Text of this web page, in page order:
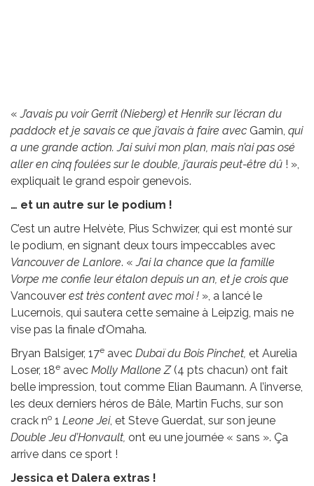
«J’avais pu voir Gerrit (Nieberg) et Henrik sur l’écran du
paddock et je savais ce que j’avais à faire avec Gamin, qui
a une grande action. J’ai suivi mon plan, mais n’ai pas osé
aller en cinq foulées sur le double, j’aurais peut-être dû ! »,
expliquait le grand espoir genevois.
… et un autre sur le podium !
C’est un autre Helvète, Pius Schwizer, qui est monté sur
le podium, en signant deux tours impeccables avec
Vancouver de Lanlore. «J’ai la chance que la famille
Vorpe me confie leur étalon depuis un an, et je crois que
Vancouver est très content avec moi ! », a lancé le
Lucernois, qui sautera cette semaine à Leipzig, mais ne
vise pas la finale d’Omaha.
Bryan Balsiger, 17e avec Dubaï du Bois Pinchet, et Aurelia
Loser, 18e avec Molly Mallone Z(4 pts chacun) ont fait
belle impression, tout comme Elian Baumann. A l’inverse,
les deux derniers héros de Bâle, Martin Fuchs, sur son
crack no 1 Leone Jei, et Steve Guerdat, sur son jeune
Double Jeu d’Honvault, ont eu une journée « sans ». Ça
arrive dans ce sport !
Jessica et Dalera extras !